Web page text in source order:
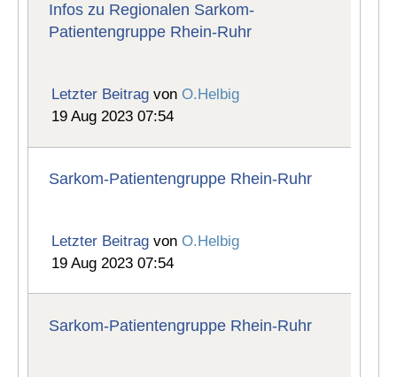
Infos zu Regionalen Sarkom-
Patientengruppe Rhein-Ruhr
Letzter Beitrag vonO.Helbig
19 Aug 2023 07:54
Sarkom-Patientengruppe Rhein-Ruhr
Letzter Beitrag vonO.Helbig
19 Aug 2023 07:54
Sarkom-Patientengruppe Rhein-Ruhr